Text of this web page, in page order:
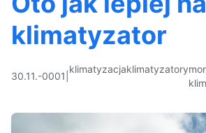
klimatyzator
30.11.-0001
klimatyzacjaklimatyzatory